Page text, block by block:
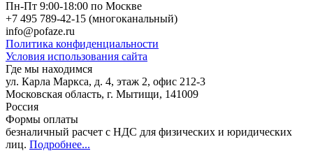
Пн-Пт 9:00-18:00 по Москве
+7 495 789-42-15 (многоканальный)
info@pofaze.ru
Политика конфиденциальности
Условия использования сайта
Где мы находимся
ул. Карла Маркса, д. 4, этаж 2, офис 212-3
Московская область, г. Мытищи, 141009
Россия
Формы оплаты
безналичный расчет с НДС для физических и юридических
лиц. Подробнее...